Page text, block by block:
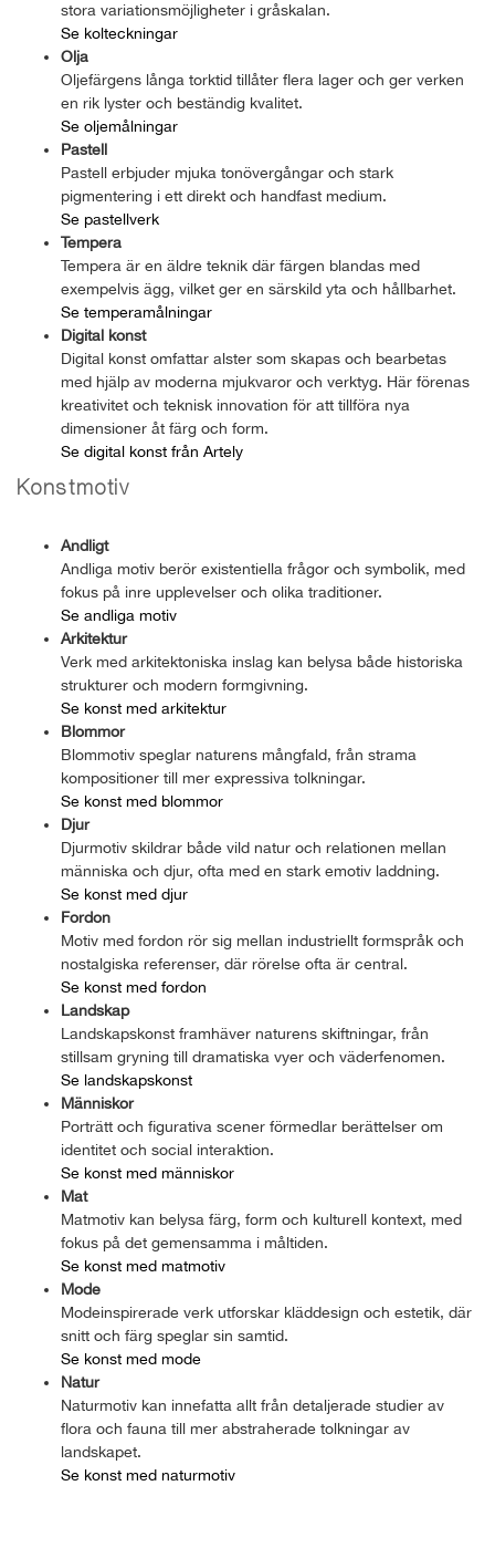
stora variationsmöjligheter i gråskalan.
Se kolteckningar
Olja
Oljefärgens långa torktid tillåter flera lager och ger verken
en rik lyster och beständig kvalitet.
Se oljemålningar
Pastell
Pastell erbjuder mjuka tonövergångar och stark
pigmentering i ett direkt och handfast medium.
Se pastellverk
Tempera
Tempera är en äldre teknik där färgen blandas med
exempelvis ägg, vilket ger en särskild yta och hållbarhet.
Se temperamålningar
Digital konst
Digital konst omfattar alster som skapas och bearbetas
med hjälp av moderna mjukvaror och verktyg. Här förenas
kreativitet och teknisk innovation för att tillföra nya
dimensioner åt färg och form.
Se digital konst från Artely
Konstmotiv
Andligt
Andliga motiv berör existentiella frågor och symbolik, med
fokus på inre upplevelser och olika traditioner.
Se andliga motiv
Arkitektur
Verk med arkitektoniska inslag kan belysa både historiska
strukturer och modern formgivning.
Se konst med arkitektur
Blommor
Blommotiv speglar naturens mångfald, från strama
kompositioner till mer expressiva tolkningar.
Se konst med blommor
Djur
Djurmotiv skildrar både vild natur och relationen mellan
människa och djur, ofta med en stark emotiv laddning.
Se konst med djur
Fordon
Motiv med fordon rör sig mellan industriellt formspråk och
nostalgiska referenser, där rörelse ofta är central.
Se konst med fordon
Landskap
Landskapskonst framhäver naturens skiftningar, från
stillsam gryning till dramatiska vyer och väderfenomen.
Se landskapskonst
Människor
Porträtt och figurativa scener förmedlar berättelser om
identitet och social interaktion.
Se konst med människor
Mat
Matmotiv kan belysa färg, form och kulturell kontext, med
fokus på det gemensamma i måltiden.
Se konst med matmotiv
Mode
Modeinspirerade verk utforskar kläddesign och estetik, där
snitt och färg speglar sin samtid.
Se konst med mode
Natur
Naturmotiv kan innefatta allt från detaljerade studier av
flora och fauna till mer abstraherade tolkningar av
landskapet.
Se konst med naturmotiv